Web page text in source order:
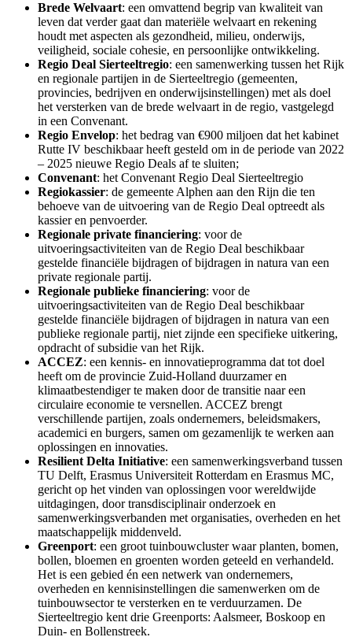
Brede Welvaart: een omvattend begrip van kwaliteit van
leven dat verder gaat dan materiële welvaart en rekening
houdt met aspecten als gezondheid, milieu, onderwijs,
veiligheid, sociale cohesie, en persoonlijke ontwikkeling.
Regio Deal Sierteeltregio: een samenwerking tussen het Rijk
en regionale partijen in de Sierteeltregio (gemeenten,
provincies, bedrijven en onderwijsinstellingen) met als doel
het versterken van de brede welvaart in de regio, vastgelegd
in een Convenant.
Regio Envelop: het bedrag van €900 miljoen dat het kabinet
Rutte IV beschikbaar heeft gesteld om in de periode van 2022
– 2025 nieuwe Regio Deals af te sluiten;
Convenant: het Convenant Regio Deal Sierteeltregio
Regiokassier: de gemeente Alphen aan den Rijn die ten
behoeve van de uitvoering van de Regio Deal optreedt als
kassier en penvoerder.
Regionale private financiering: voor de
uitvoeringsactiviteiten van de Regio Deal beschikbaar
gestelde financiële bijdragen of bijdragen in natura van een
private regionale partij.
Regionale publieke financiering: voor de
uitvoeringsactiviteiten van de Regio Deal beschikbaar
gestelde financiële bijdragen of bijdragen in natura van een
publieke regionale partij, niet zijnde een specifieke uitkering,
opdracht of subsidie van het Rijk.
ACCEZ: een kennis- en innovatieprogramma dat tot doel
heeft om de provincie Zuid-Holland duurzamer en
klimaatbestendiger te maken door de transitie naar een
circulaire economie te versnellen. ACCEZ brengt
verschillende partijen, zoals ondernemers, beleidsmakers,
academici en burgers, samen om gezamenlijk te werken aan
oplossingen en innovaties.
Resilient Delta Initiative: een samenwerkingsverband tussen
TU Delft, Erasmus Universiteit Rotterdam en Erasmus MC,
gericht op het vinden van oplossingen voor wereldwijde
uitdagingen, door transdisciplinair onderzoek en
samenwerkingsverbanden met organisaties, overheden en het
maatschappelijk middenveld.
Greenport: een groot tuinbouwcluster waar planten, bomen,
bollen, bloemen en groenten worden geteeld en verhandeld.
Het is een gebied én een netwerk van ondernemers,
overheden en kennisinstellingen die samenwerken om de
tuinbouwsector te versterken en te verduurzamen. De
Sierteeltregio kent drie Greenports: Aalsmeer, Boskoop en
Duin- en Bollenstreek.